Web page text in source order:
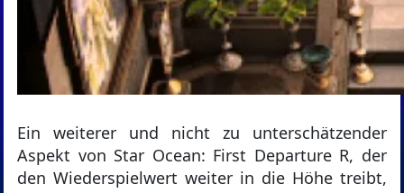
Ein weiterer und nicht zu unterschätzender
Aspekt von Star Ocean: First Departure R, der
den Wiederspielwert weiter in die Höhe treibt,